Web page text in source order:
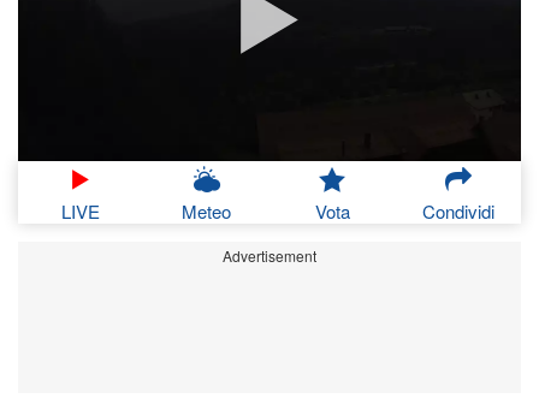
LIVE Meteo Vota Condividi
Advertisement